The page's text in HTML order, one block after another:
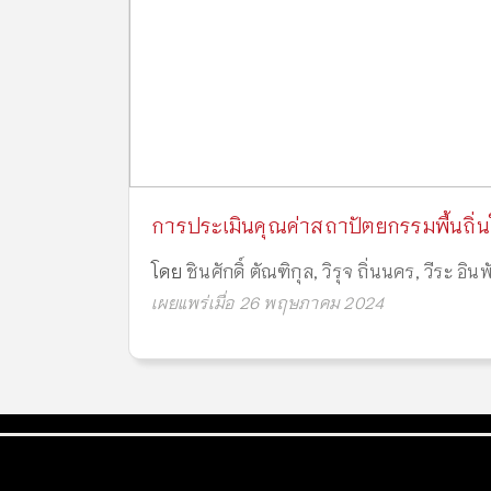
การประเมินคุณค่าสถาปัตยกรรมพื้นถิ่น
โดย ชินศักดิ์ ตัณฑิกุล,วิรุจ ถิ่นนคร วีระ อิน
เผยแพร่เมื่อ 26 พฤษภาคม 2024